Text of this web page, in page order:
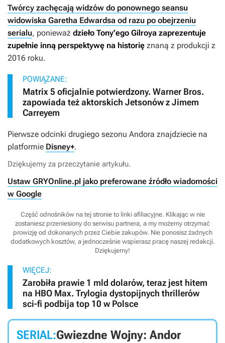
Twórcy zachęcają widzów do ponownego seansu
widowiska Garetha Edwardsa od razu po obejrzeniu
serialu, ponieważ dzieło Tony’ego Gilroya zaprezentuje
zupełnie inną perspektywę na historię znaną z produkcji z
2016 roku.
POWIĄZANE:
Matrix 5 oficjalnie potwierdzony. Warner Bros.
zapowiada też aktorskich Jetsonów z Jimem
Carreyem
Pierwsze odcinki drugiego sezonu Andora znajdziecie na
platformie Disney+.
Dziękujemy za przeczytanie artykułu.
Ustaw GRYOnline.pl jako preferowane źródło wiadomości
w Google
Część odnośników na tej stronie to linki afiliacyjne. Klikając w nie
zostaniesz przeniesiony do serwisu partnera, a my możemy otrzymać
prowizję od dokonanych przez Ciebie zakupów. Nie ponosisz żadnych
dodatkowych kosztów, a jednocześnie wspierasz pracę naszej redakcji.
Dziękujemy!
WIĘCEJ:
Zarobiła prawie 1 mld dolarów, teraz jest hitem
na HBO Max. Trylogia dystopijnych thrillerów
sci-fi podbija top 10 w Polsce
SERIAL:Gwiezdne Wojny: Andor